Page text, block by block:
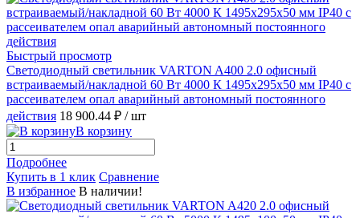
Быстрый просмотр
Светодиодный светильник VARTON A400 2.0 офисный
встраиваемый/накладной 60 Вт 4000 К 1495x295x50 мм IP40 с
рассеивателем опал аварийный автономный постоянного
действия 18 900.44 ₽ / шт
В корзину
Подробнее
Купить в 1 клик Сравнение
В избранное В наличии!